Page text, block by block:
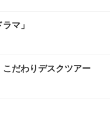
マ」
だわりデスクツアー